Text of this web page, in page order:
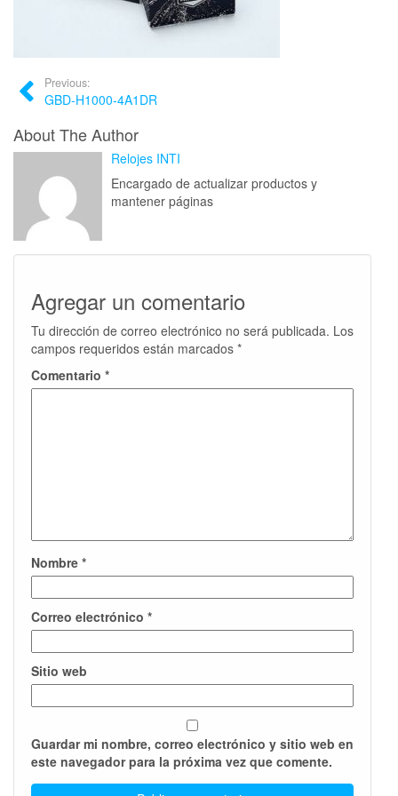
Previous:
GBD-H1000-4A1DR
About The Author
Relojes INTI
Encargado de actualizar productos y
mantener páginas
Agregar un comentario
Tu dirección de correo electrónico no será publicada. Los
campos requeridos están marcados *
Comentario *
Nombre *
Correo electrónico *
Sitio web
Guardar mi nombre, correo electrónico y sitio web en
este navegador para la próxima vez que comente.